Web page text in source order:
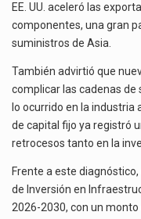
EE. UU. aceleró las
componentes, una gran
suministros de Asia.
También advirtió que
complicar las cadenas
lo ocurrido en la
de capital fijo ya registró
retrocesos tanto en la
Frente a este
de Inversión en
2026-2030, con un monto